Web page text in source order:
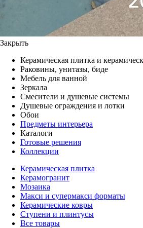
Закрыть
Керамическая плитка и
Раковины, унитазы, биде
Мебель для ванной
Зеркала
Смесители и душевые системы
Душевые ограждения и лотки
Обои
Предметы интерьера
Каталоги
Готовые решения
Коллекции
Керамическая плитка
Керамогранит
Мозаика
Макси и супермакси форматы
Керамические ковры
Ступени и плинтусы
Все товары